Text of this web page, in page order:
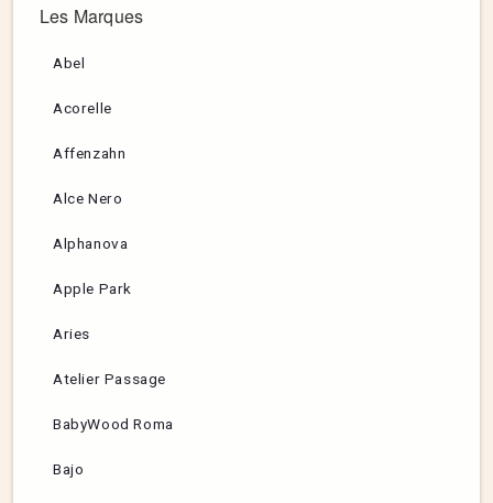
Les Marques
Abel
Acorelle
Affenzahn
Alce Nero
Alphanova
Apple Park
Aries
Atelier Passage
BabyWood Roma
Bajo